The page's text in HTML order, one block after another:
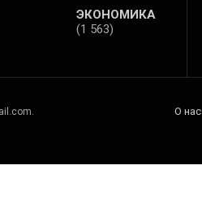
ЭКОНОМИКА
(1 563)
О нас